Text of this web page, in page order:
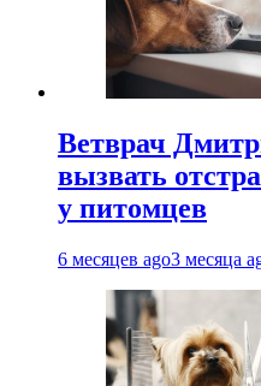
Ветврач
вызвать
у питомцев
6 месяцев ago3 месяца